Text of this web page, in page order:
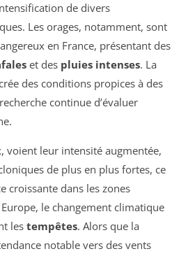
de divers
Les orages, notamment, sont
en France, présentant des
et des pluies intenses. La
des conditions propices à des
continue d’évaluer
voient leur intensité augmentée,
de plus en plus fortes, ce
croissante dans les zones
le changement climatique
les tempêtes. Alors que la
notable vers des vents